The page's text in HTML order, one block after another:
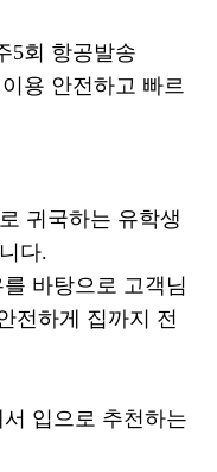
5회 항공발송
용 안전하고 빠르
귀국하는 유학생
다.
바탕으로 고객님
전하게 집까지 전
입으로 추천하는